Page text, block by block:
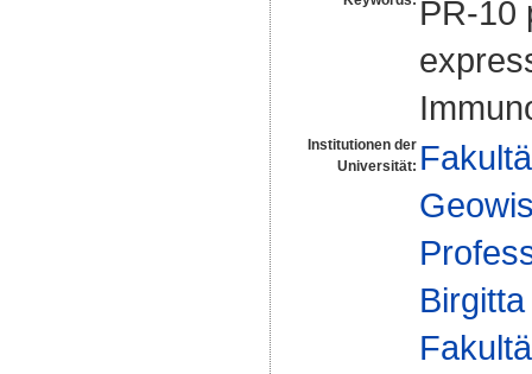
PR-10
Institutionen der
Universität: